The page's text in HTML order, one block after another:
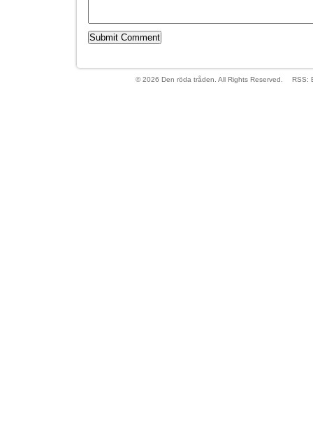
© 2026 Den röda tråden. All Rights Reserved. RSS: